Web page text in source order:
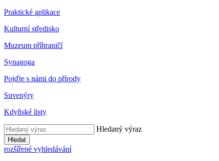
Praktické aplikace
Kulturní středisko
Muzeum příhraničí
Synagoga
Pojďte s námi do přírody
Suvenýry
Kdyňské listy
Hledaný výraz
Hledat
rozšířené vyhledávání